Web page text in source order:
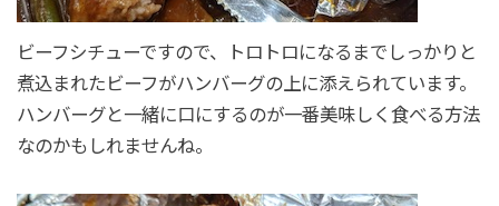
ビーフシチューですので、トロトロになるまでしっかりと
煮込まれたビーフがハンバーグの上に添えられています。
ハンバーグと一緒に口にするのが一番美味しく食べる方法
なのかもしれませんね。